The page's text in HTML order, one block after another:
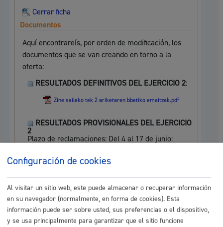
Cerrar ficha
Documentos
Aquí encontrareís, por orden de modificación, los
documentos que se van creando en torno a la
oferta:
RESULTADOS DEFINITIVOS DEL EJERCICIO 2:
Zine saileko tek 2 ariketaren bbetiko emaitzak.pdf
RESULTADOS PROVISIONALES DEL EJERCICIO
2
Plazo de reclamaciones: Del 4 al 17 de junio:
Zine saileko tek 2 ariketaren bbehineko emaitzak.pdf
CRITERIOS DE CORRECIÓN DEL EJERCICIO 2
Zine saileko tek. 2 azterketa zuzentzeko irizpideak.pdf
Configuración de cookies
Al visitar un sitio web, este puede almacenar o recuperar información
en su navegador (normalmente, en forma de cookies). Esta
información puede ser sobre usted, sus preferencias o el dispositivo,
y se usa principalmente para garantizar que el sitio funcione